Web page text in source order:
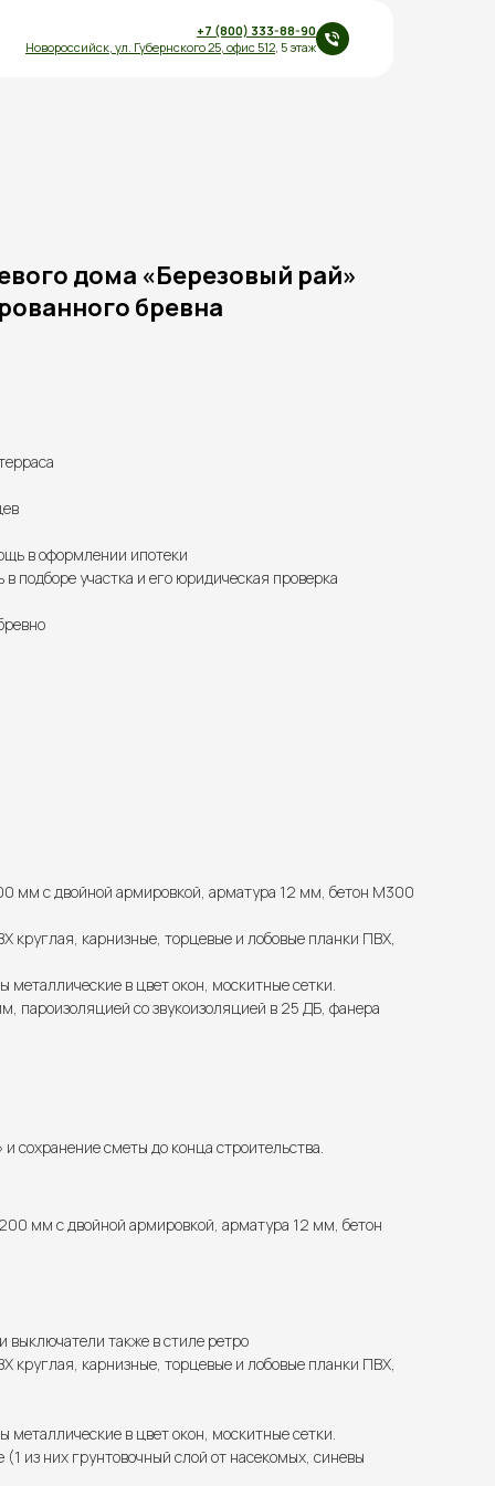
+7 (800) 333-88-90
Новороссийск, ул. Губернского 25, офис 512, 5 этаж
дома «Березовый рай»
бревна
в оформлении ипотеки
подборе участка и его юридическая проверка
мм с двойной армировкой, арматура 12 мм, бетон М300
карнизные, торцевые и лобовые планки ПВХ,
в цвет окон, москитные сетки.
со звукоизоляцией в 25 ДБ, фанера
сметы до конца строительства.
мм с двойной армировкой, арматура 12 мм, бетон
выключатели также в стиле ретро
карнизные, торцевые и лобовые планки ПВХ,
в цвет окон, москитные сетки.
из них грунтовочный слой от насекомых, синевы